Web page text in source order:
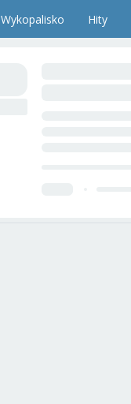
Wykopalisko Hity